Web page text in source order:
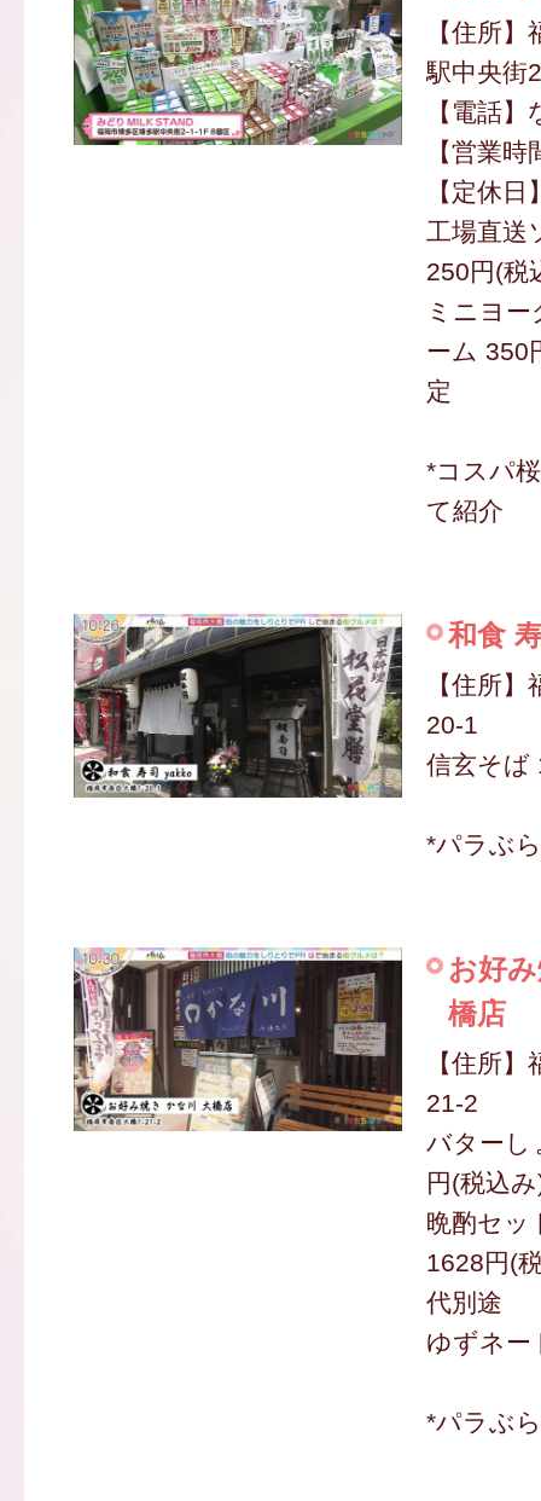
【住所
駅中央街
【電話】
【営業
【定休日
工場直送
250円(税
ミニヨ
ーム 350
定
*コスパ
て紹介
和食
【住所
20-1
信玄そば
*パラぶ
お好
橋店
【住所
21-2
バターし
円(税込
晩酌セッ
1628円(
代別途
ゆずネー
*パラぶ